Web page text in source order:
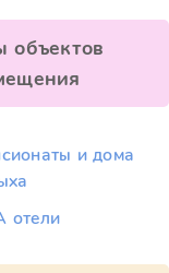
объектов
и дома
отели